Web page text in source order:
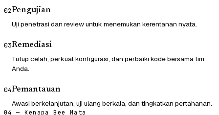
02Pengujian
Uji penetrasi dan review untuk menemukan kerentanan nyata.
03Remediasi
Tutup celah, perkuat konfigurasi, dan perbaiki kode bersama tim
Anda.
04Pemantauan
Awasi berkelanjutan, uji ulang berkala, dan tingkatkan pertahanan.
04 — Kenapa Bee Mata